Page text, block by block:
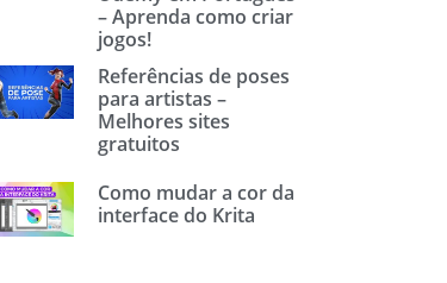
– Aprenda como criar
jogos!
Referências de poses
para artistas –
Melhores sites
gratuitos
Como mudar a cor da
interface do Krita